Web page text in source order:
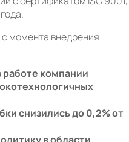
момента внедрения
работе компании
снизились до 0,2% от